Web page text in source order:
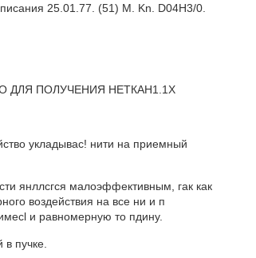
25.01.77. (51) М. Kn. D04Н3/0.
ДЛЯ ПОЛУЧЕНИЯ НЕТКАН1.1Х
укладывас! нити на приемный
янллсгся малоэффективным, гак как
воздействия на все ни и п
и равномерную то пдину.
пучке.